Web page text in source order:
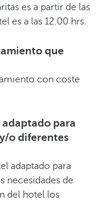
es a partir de las
es a las 12.00 hrs.
que
con coste
adaptado para
o diferentes
adaptado para
necesidades de
del hotel los